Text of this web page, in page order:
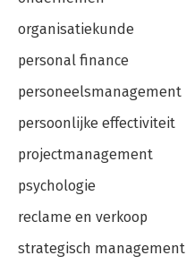
organisatiekunde
personal finance
personeelsmanagement
persoonlijke effectiviteit
projectmanagement
psychologie
reclame en verkoop
strategisch management